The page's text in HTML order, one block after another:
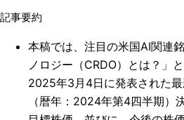
記事要約
本稿では、注目の米国AI関連
ノロジー（CRDO）とは？」
2025年3月4日に発表された
（暦年：2024年第4四半期）